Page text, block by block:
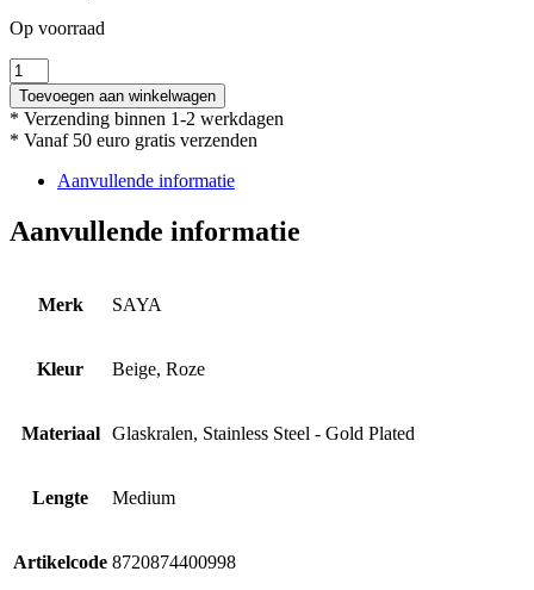
Op voorraad
Colombia
Circle
-
Pastelpink
Beige
aantal
Toevoegen aan winkelwagen
* Verzending binnen 1-2 werkdagen
* Vanaf 50 euro gratis verzenden
Aanvullende informatie
Aanvullende informatie
Merk SAYA
Kleur Beige, Roze
Materiaal Glaskralen, Stainless Steel - Gold Plated
Lengte Medium
Artikelcode 8720874400998